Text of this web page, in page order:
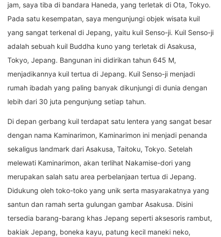
jam, saya tiba di bandara Haneda, yang terletak di Ota, Tokyo.
Pada satu kesempatan, saya mengunjungi objek wisata kuil
yang sangat terkenal di Jepang, yaitu kuil Senso-ji. Kuil Senso-ji
adalah sebuah kuil Buddha kuno yang terletak di Asakusa,
Tokyo, Jepang. Bangunan ini didirikan tahun 645 M,
menjadikannya kuil tertua di Jepang. Kuil Senso-ji menjadi
rumah ibadah yang paling banyak dikunjungi di dunia dengan
lebih dari 30 juta pengunjung setiap tahun.
Di depan gerbang kuil terdapat satu lentera yang sangat besar
dengan nama Kaminarimon, Kaminarimon ini menjadi penanda
sekaligus landmark dari Asakusa, Taitoku, Tokyo. Setelah
melewati Kaminarimon, akan terlihat Nakamise-dori yang
merupakan salah satu area perbelanjaan tertua di Jepang.
Didukung oleh toko-toko yang unik serta masyarakatnya yang
santun dan ramah serta gulungan gambar Asakusa. Disini
tersedia barang-barang khas Jepang seperti aksesoris rambut,
bakiak Jepang, boneka kayu, patung kecil maneki neko,